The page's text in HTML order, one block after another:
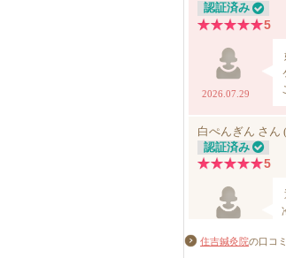
住吉鍼灸院の口コ